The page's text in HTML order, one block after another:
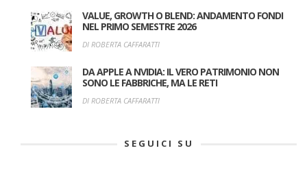
VALUE, GROWTH O BLEND: ANDAMENTO FONDI
NEL PRIMO SEMESTRE 2026
DI ROBERTA CAFFARATTI
DA APPLE A NVIDIA: IL VERO PATRIMONIO NON
SONO LE FABBRICHE, MA LE RETI
DI ROBERTA CAFFARATTI
SEGUICI SU